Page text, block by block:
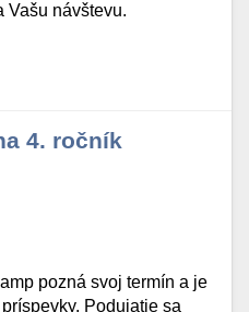
Vašu návštevu.
4. ročník
pozná svoj termín a je
Podujatie sa